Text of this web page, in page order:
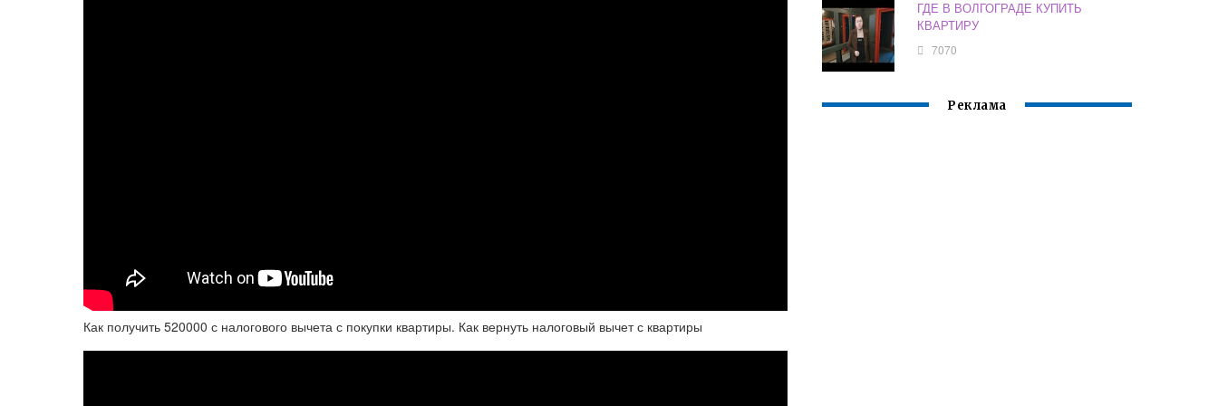
Как получить 520000 с налогового вычета с покупки квартиры. Как вернуть налоговый вычет с квартиры
ГДЕ В ВОЛГОГРАДЕ КУПИТЬ
КВАРТИРУ
7070
Реклама